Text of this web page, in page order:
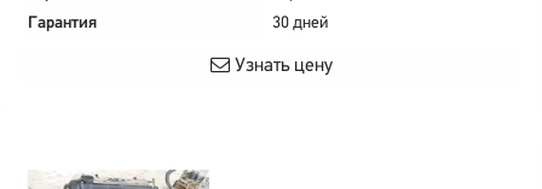
Гарантия
30 дней
Узнать цену